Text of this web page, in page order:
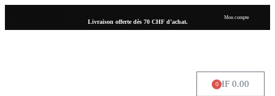
Livraison offerte dès 70 CHF d’achat.
Mon compte
CHF 0.00
0